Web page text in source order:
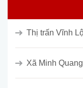
Thị trấn Vĩnh
Xã Minh Quang